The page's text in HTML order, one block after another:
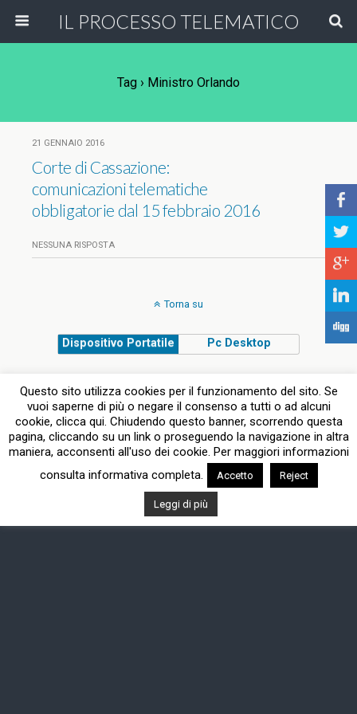
IL PROCESSO TELEMATICO
Tag › Ministro Orlando
21 GENNAIO 2016
Corte di Cassazione:
comunicazioni telematiche
obbligatorie dal 15 febbraio 2016
NESSUNA RISPOSTA
Torna su
Dispositivo Portatile Pc Desktop
Questo sito utilizza cookies per il funzionamento del sito. Se
vuoi saperne di più o negare il consenso a tutti o ad alcuni
cookie, clicca qui. Chiudendo questo banner, scorrendo questa
pagina, cliccando su un link o proseguendo la navigazione in altra
maniera, acconsenti all'uso dei cookie. Per maggiori informazioni
consulta informativa completa.
Accetto Reject
Leggi di più
b
a
c
j
F